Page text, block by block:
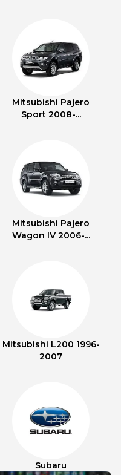
Mitsubishi Pajero
Sport 2008-...
Mitsubishi Pajero
Wagon IV 2006-...
Mitsubishi L200 1996-
2007
Subaru